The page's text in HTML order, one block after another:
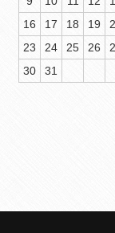
16
17 18 19
23
24 25 26
30
31